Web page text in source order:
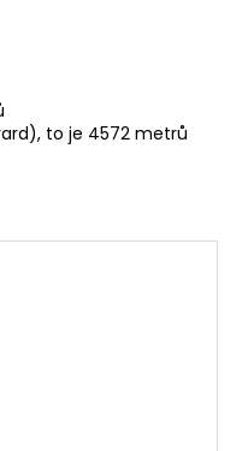
to je 4572 metrů